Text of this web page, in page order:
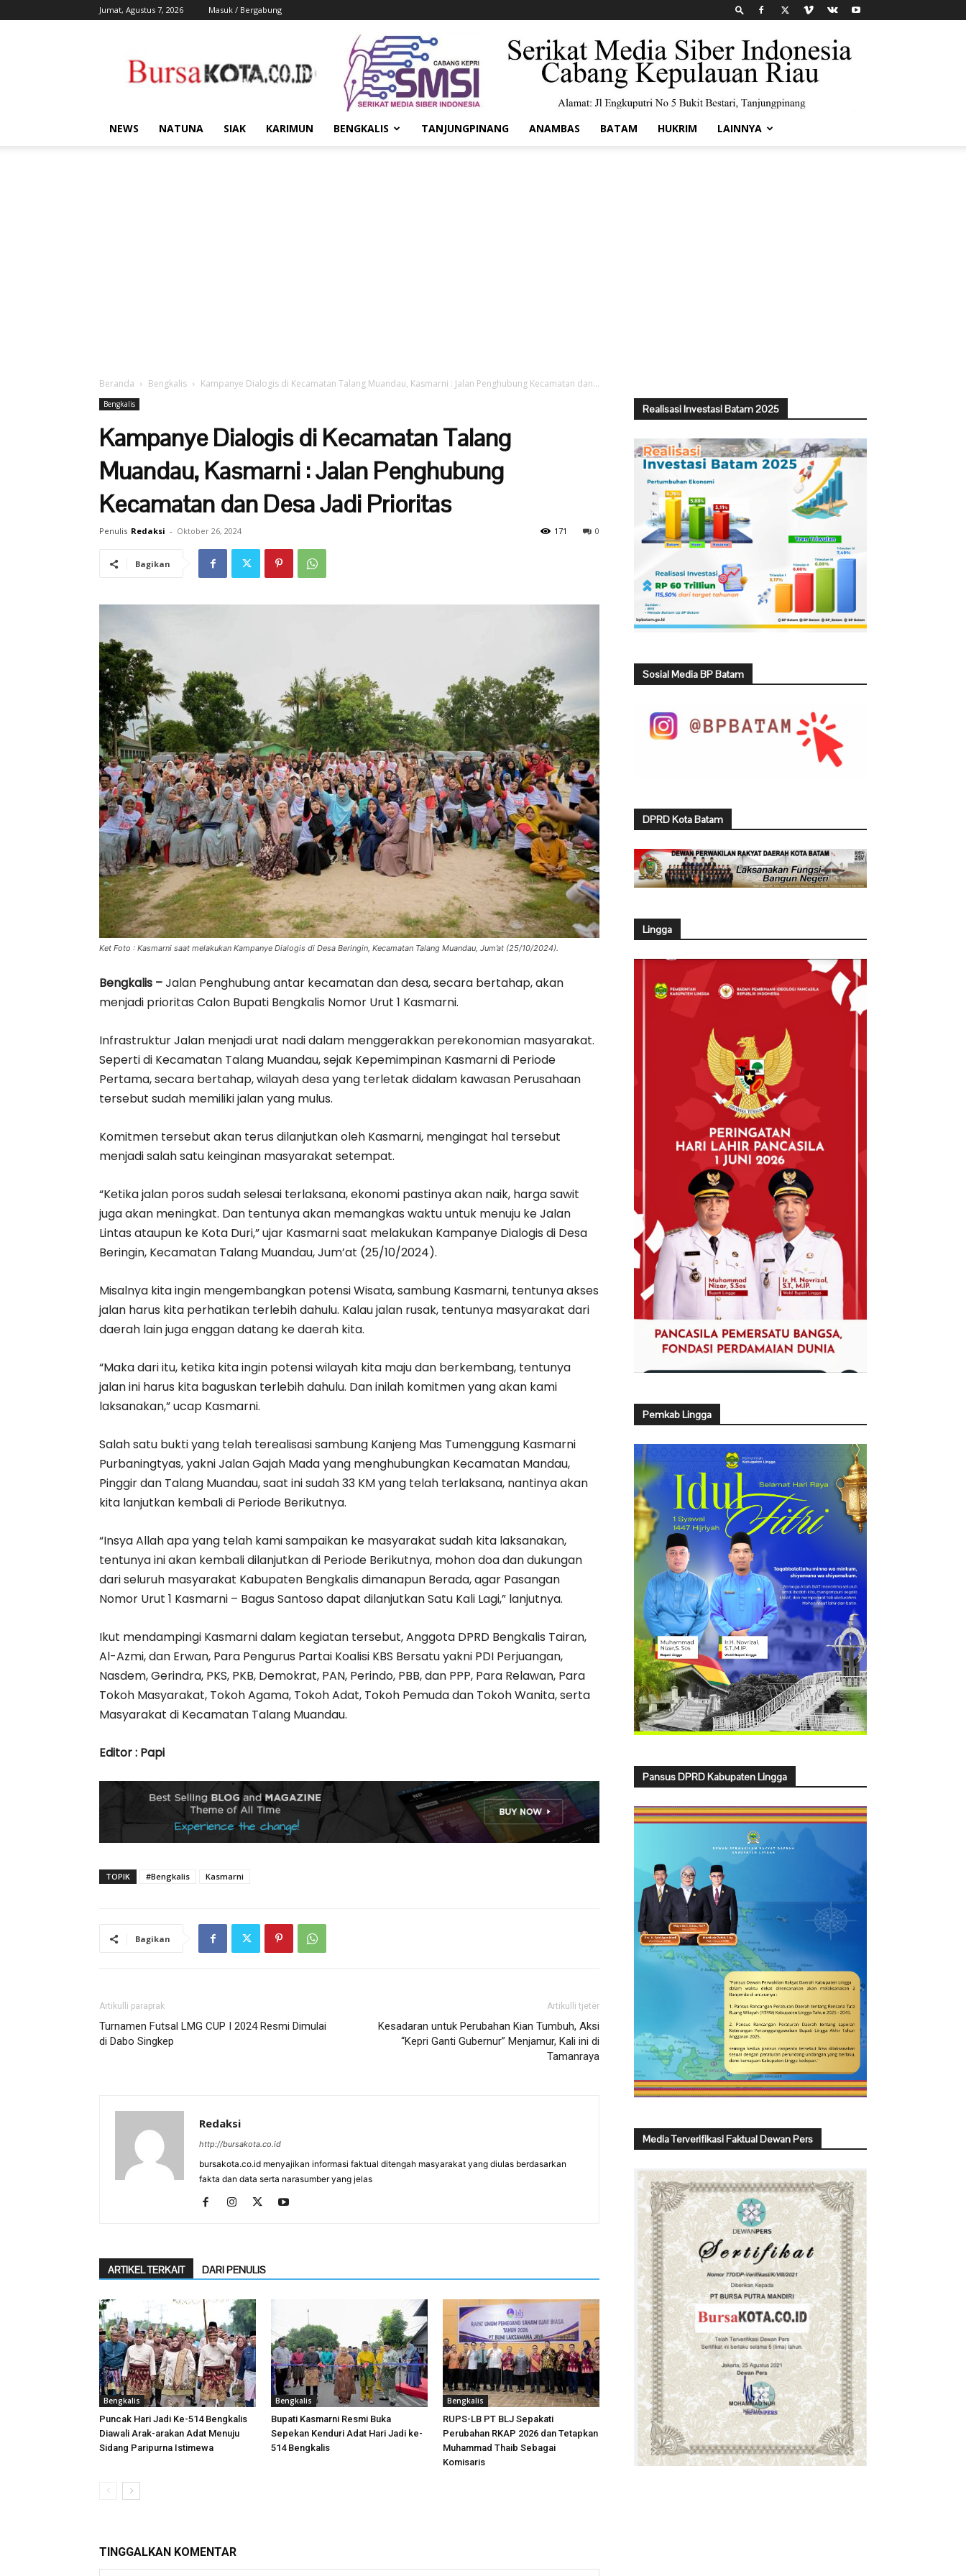
Jumat, Agustus 7, 2026 Masuk / Bergabung
Kota
NEWS NATUNA SIAK KARIMUN BENGKALIS TANJUNGPINANG ANAMBAS BATAM HUKRIM LAINNYA
Beranda Bengkalis Kampanye Dialogis di Kecamatan Talang Muandau, Kasmarni : Jalan Penghubung Kecamatan dan...
Bengkalis
Kampanye Dialogis di Kecamatan Talang
Muandau, Kasmarni : Jalan Penghubung
Kecamatan dan Desa Jadi Prioritas
Penulis Redaksi - Oktober 26, 2024 0
171
Bagikan
Ket Foto : Kasmarni saat melakukan Kampanye Dialogis di Desa Beringin, Kecamatan Talang Muandau, Jum’at (25/10/2024).
Bengkalis –Jalan Penghubung antar kecamatan dan desa, secara bertahap, akan
menjadi prioritas Calon Bupati Bengkalis Nomor Urut 1 Kasmarni.
Infrastruktur Jalan menjadi urat nadi dalam menggerakkan perekonomian masyarakat.
Seperti di Kecamatan Talang Muandau, sejak Kepemimpinan Kasmarni di Periode
Pertama, secara bertahap, wilayah desa yang terletak didalam kawasan Perusahaan
tersebut sudah memiliki jalan yang mulus.
Komitmen tersebut akan terus dilanjutkan oleh Kasmarni, mengingat hal tersebut
menjadi salah satu keinginan masyarakat setempat.
“Ketika jalan poros sudah selesai terlaksana, ekonomi pastinya akan naik, harga sawit
juga akan meningkat. Dan tentunya akan memangkas waktu untuk menuju ke Jalan
Lintas ataupun ke Kota Duri,” ujar Kasmarni saat melakukan Kampanye Dialogis di Desa
Beringin, Kecamatan Talang Muandau, Jum’at (25/10/2024).
Misalnya kita ingin mengembangkan potensi Wisata, sambung Kasmarni, tentunya akses
jalan harus kita perhatikan terlebih dahulu. Kalau jalan rusak, tentunya masyarakat dari
daerah lain juga enggan datang ke daerah kita.
“Maka dari itu, ketika kita ingin potensi wilayah kita maju dan berkembang, tentunya
jalan ini harus kita baguskan terlebih dahulu. Dan inilah komitmen yang akan kami
laksanakan,” ucap Kasmarni.
Salah satu bukti yang telah terealisasi sambung Kanjeng Mas Tumenggung Kasmarni
Purbaningtyas, yakni Jalan Gajah Mada yang menghubungkan Kecamatan Mandau,
Pinggir dan Talang Muandau, saat ini sudah 33 KM yang telah terlaksana, nantinya akan
kita lanjutkan kembali di Periode Berikutnya.
“Insya Allah apa yang telah kami sampaikan ke masyarakat sudah kita laksanakan,
tentunya ini akan kembali dilanjutkan di Periode Berikutnya, mohon doa dan dukungan
dari seluruh masyarakat Kabupaten Bengkalis dimanapun Berada, agar Pasangan
Nomor Urut 1 Kasmarni – Bagus Santoso dapat dilanjutkan Satu Kali Lagi,” lanjutnya.
Ikut mendampingi Kasmarni dalam kegiatan tersebut, Anggota DPRD Bengkalis Tairan,
Al-Azmi, dan Erwan, Para Pengurus Partai Koalisi KBS Bersatu yakni PDI Perjuangan,
Nasdem, Gerindra, PKS, PKB, Demokrat, PAN, Perindo, PBB, dan PPP, Para Relawan, Para
Tokoh Masyarakat, Tokoh Agama, Tokoh Adat, Tokoh Pemuda dan Tokoh Wanita, serta
Masyarakat di Kecamatan Talang Muandau.
Editor : Papi
TOPIK #Bengkalis Kasmarni
Bagikan
Artikulli paraprak
Turnamen Futsal LMG CUP I 2024 Resmi Dimulai
di Dabo Singkep
Artikulli tjetër
Kesadaran untuk Perubahan Kian Tumbuh, Aksi
“Kepri Ganti Gubernur” Menjamur, Kali ini di
Tamanraya
Redaksi
http://bursakota.co.id
bursakota.co.id menyajikan informasi faktual ditengah masyarakat yang diulas berdasarkan
fakta dan data serta narasumber yang jelas
ARTIKEL TERKAIT DARI PENULIS
Bengkalis
Puncak Hari Jadi Ke-514 Bengkalis
Diawali Arak-arakan Adat Menuju
Sidang Paripurna Istimewa
Bengkalis
Bupati Kasmarni Resmi Buka
Sepekan Kenduri Adat Hari Jadi ke-
514 Bengkalis
Bengkalis
RUPS-LB PT BLJ Sepakati
Perubahan RKAP 2026 dan Tetapkan
Muhammad Thaib Sebagai
Komisaris
TINGGALKAN KOMENTAR
Realisasi Investasi Batam 2025
Sosial Media BP Batam
DPRD Kota Batam
Lingga
Pemkab Lingga
Pansus DPRD Kabupaten Lingga
Media Terverifikasi Faktual Dewan Pers